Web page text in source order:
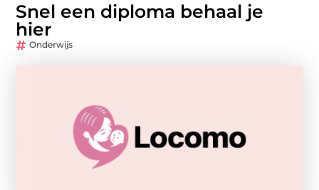
Snel een diploma behaal je
hier
Onderwijs